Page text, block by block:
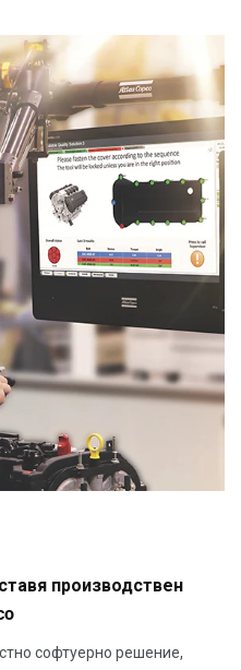
производствен
софтуерно решение,